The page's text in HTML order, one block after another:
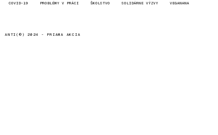
COVID-19 PROBLÉMY V PRÁCI ŠKOLSTVO SOLIDÁRNE VÝZVY VEGANANA
ANTI(©) 2024 - PRIAMA AKCIA